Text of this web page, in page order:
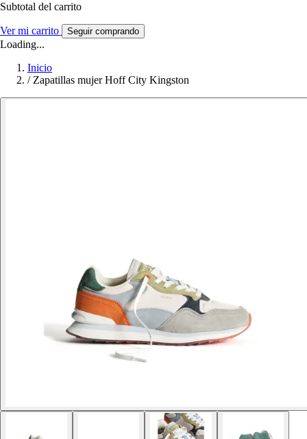
Subtotal del carrito
Ver mi carrito Seguir comprando
Loading...
Inicio
/ Zapatillas mujer Hoff City Kingston